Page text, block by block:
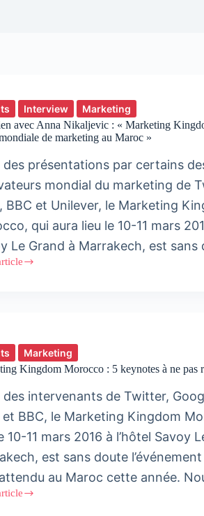
Interview
Marketing
avec Anna Nikaljevic : « Marketing
de marketing au Maroc »
des présentations par certains
mondial du marketing de
BBC et Unilever, le Marketing
qui aura lieu le 10-11 mars
Le Grand à Marrakech, est sans
Marketing
Kingdom Morocco : 5 keynotes à ne pas
des intervenants de Twitter,
et BBC, le Marketing Kingdom
10-11 mars 2016 à l’hôtel Savoy
est sans doute
au Maroc cette année.